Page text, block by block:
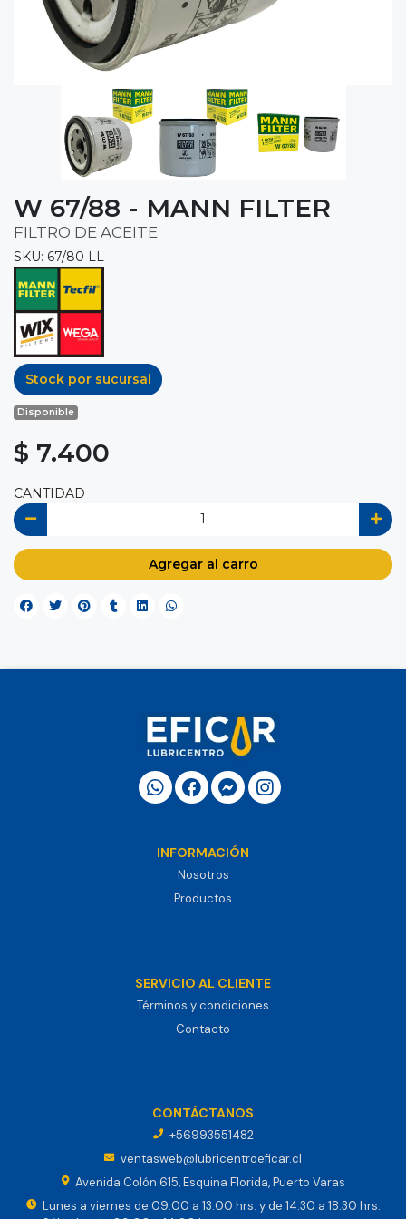
W 67/88 - MANN FILTER
FILTRO DE ACEITE
SKU: 67/80 LL
Stock por sucursal
Disponible
$ 7.400
CANTIDAD
Agregar al carro
INFORMACIÓN
Nosotros
Productos
SERVICIO AL CLIENTE
Términos y condiciones
Contacto
CONTÁCTANOS
+56993551482
ventasweb@lubricentroeficar.cl
Avenida Colón 615, Esquina Florida, Puerto Varas
Lunes a viernes de 09:00 a 13:00 hrs. y de 14:30 a 18:30 hrs.